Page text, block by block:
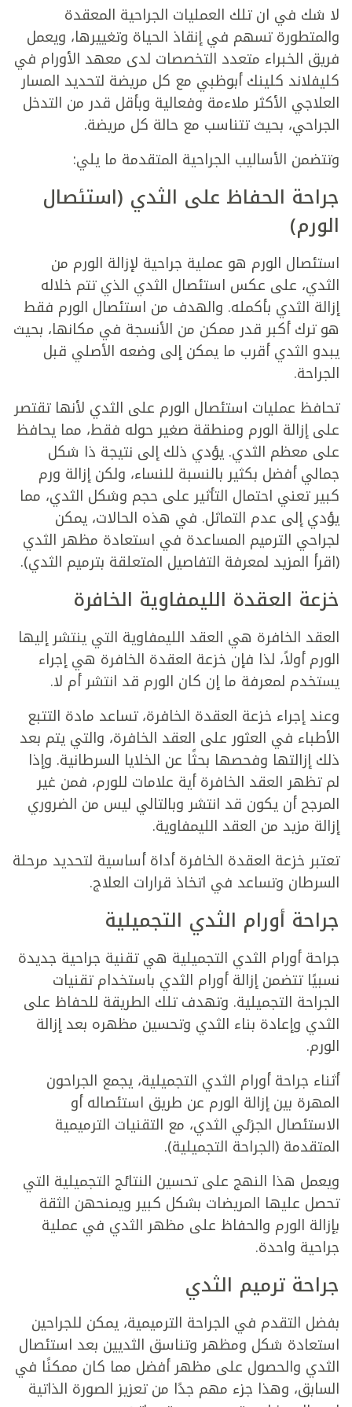
لا شك في ان تلك العمليات الجراحية المعقدة
والمتطورة تسهم في إنقاذ الحياة وتغييرها، ويعمل
فريق الخبراء متعدد التخصصات لدى معهد الأورام في
كليفلاند كلينك أبوظبي مع كل مريضة لتحديد المسار
العلاجي الأكثر ملاءمة وفعالية وبأقل قدر من التدخل
الجراحي، بحيث تتناسب مع حالة كل مريضة.
وتتضمن الأساليب الجراحية المتقدمة ما يلي:
جراحة الحفاظ على الثدي (استئصال
الورم)
استئصال الورم هو عملية جراحية لإزالة الورم من
الثدي، على عكس استئصال الثدي الذي تتم خلاله
إزالة الثدي بأكمله. والهدف من استئصال الورم فقط
هو ترك أكبر قدر ممكن من الأنسجة في مكانها، بحيث
يبدو الثدي أقرب ما يمكن إلى وضعه الأصلي قبل
الجراحة.
تحافظ عمليات استئصال الورم على الثدي لأنها تقتصر
على إزالة الورم ومنطقة صغير حوله فقط، مما يحافظ
على معظم الثدي. يؤدي ذلك إلى نتيجة ذا شكل
جمالي أفضل بكثير بالنسبة للنساء، ولكن إزالة ورم
كبير تعني احتمال التأثير على حجم وشكل الثدي، مما
يؤدي إلى عدم التماثل. في هذه الحالات، يمكن
لجراحي الترميم المساعدة في استعادة مظهر الثدي
(اقرأ المزيد لمعرفة التفاصيل المتعلقة بترميم الثدي).
خزعة العقدة الليمفاوية الخافرة
العقد الخافرة هي العقد الليمفاوية التي ينتشر إليها
الورم أولاً، لذا فإن خزعة العقدة الخافرة هي إجراء
يستخدم لمعرفة ما إن كان الورم قد انتشر أم لا.
وعند إجراء خزعة العقدة الخافرة، تساعد مادة التتبع
الأطباء في العثور على العقد الخافرة، والتي يتم بعد
ذلك إزالتها وفحصها بحثًا عن الخلايا السرطانية. وإذا
لم تظهر العقد الخافرة أية علامات للورم، فمن غير
المرجح أن يكون قد انتشر وبالتالي ليس من الضروري
إزالة مزيد من العقد الليمفاوية.
تعتبر خزعة العقدة الخافرة أداة أساسية لتحديد مرحلة
السرطان وتساعد في اتخاذ قرارات العلاج.
جراحة أورام الثدي التجميلية
جراحة أورام الثدي التجميلية هي تقنية جراحية جديدة
نسبيًا تتضمن إزالة أورام الثدي باستخدام تقنيات
الجراحة التجميلية. وتهدف تلك الطريقة للحفاظ على
الثدي وإعادة بناء الثدي وتحسين مظهره بعد إزالة
الورم.
أثناء جراحة أورام الثدي التجميلية، يجمع الجراحون
المهرة بين إزالة الورم عن طريق استئصاله أو
الاستئصال الجزئي الثدي، مع التقنيات الترميمية
المتقدمة (الجراحة التجميلية).
ويعمل هذا النهج على تحسين النتائج التجميلية التي
تحصل عليها المريضات بشكل كبير ويمنحهن الثقة
بإزالة الورم والحفاظ على مظهر الثدي في عملية
جراحية واحدة.
جراحة ترميم الثدي
بفضل التقدم في الجراحة الترميمية، يمكن للجراحين
استعادة شكل ومظهر وتناسق الثديين بعد استئصال
الثدي والحصول على مظهر أفضل مما كان ممكنًا في
السابق، وهذا جزء مهم جدًا من تعزيز الصورة الذاتية